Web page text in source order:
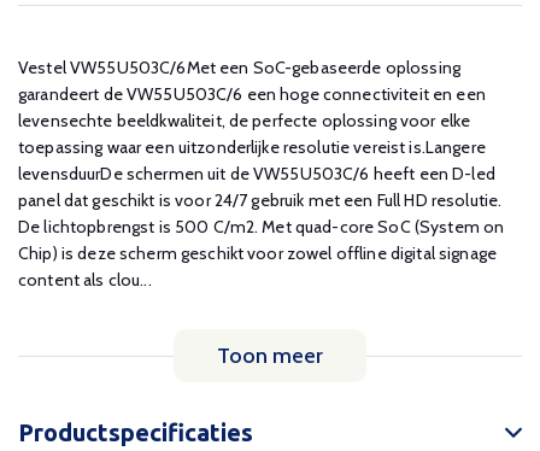
Vestel VW55U503C/6Met een SoC-gebaseerde oplossing
garandeert de VW55U503C/6 een hoge connectiviteit en een
levensechte beeldkwaliteit, de perfecte oplossing voor elke
toepassing waar een uitzonderlijke resolutie vereist is.Langere
levensduurDe schermen uit de VW55U503C/6 heeft een D-led
panel dat geschikt is voor 24/7 gebruik met een Full HD resolutie.
De lichtopbrengst is 500 C/m2. Met quad-core SoC (System on
Chip) is deze scherm geschikt voor zowel offline digital signage
content als clou...
Toon meer
Productspecificaties